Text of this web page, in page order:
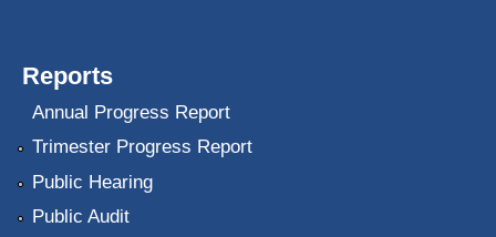
Reports
Annual Progress Report
Trimester Progress Report
Public Hearing
Public Audit